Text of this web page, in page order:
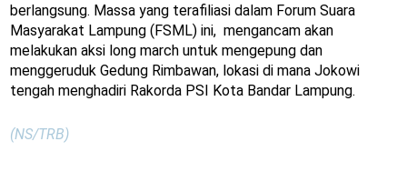
berlangsung. Massa yang terafiliasi dalam Forum Suara
Masyarakat Lampung (FSML) ini, mengancam akan
melakukan aksi long march untuk mengepung dan
menggeruduk Gedung Rimbawan, lokasi di mana Jokowi
tengah menghadiri Rakorda PSI Kota Bandar Lampung.
(NS/TRB)